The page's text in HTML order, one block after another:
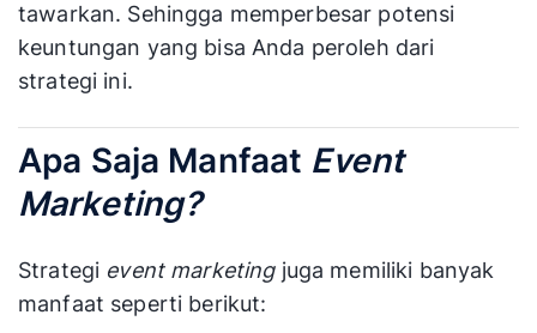
tawarkan. Sehingga memperbesar potensi
keuntungan yang bisa Anda peroleh dari
strategi ini.
Apa Saja Manfaat Event
Marketing?
Strategi event marketingjuga memiliki banyak
manfaat seperti berikut: